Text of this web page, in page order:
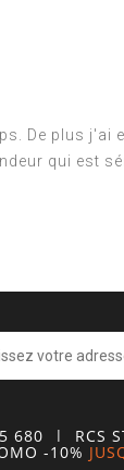
De plus j'ai
qui est
680 | RCS
-10%